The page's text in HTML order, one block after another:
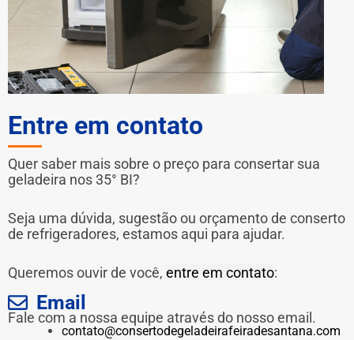
Entre em contato
Quer saber mais sobre o preço para consertar sua
geladeira nos 35° BI?
Seja uma dúvida, sugestão ou orçamento de conserto
de refrigeradores, estamos aqui para ajudar.
Queremos ouvir de você, entre em contato:
Email
Fale com a nossa equipe através do nosso email.
contato@consertodegeladeirafeiradesantana.com